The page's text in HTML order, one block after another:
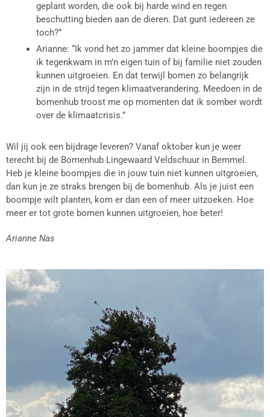
geplant worden, die ook bij harde wind en regen
beschutting bieden aan de dieren. Dat gunt iedereen ze
toch?”
Arianne: “Ik vond het zo jammer dat kleine boompjes die
ik tegenkwam in m’n eigen tuin of bij familie niet zouden
kunnen uitgroeien. En dat terwijl bomen zo belangrijk
zijn in de strijd tegen klimaatverandering. Meedoen in de
bomenhub troost me op momenten dat ik somber wordt
over de klimaatcrisis.”
Wil jij ook een bijdrage leveren? Vanaf oktober kun je weer
terecht bij de Bomenhub Lingewaard Veldschuur in Bemmel.
Heb je kleine boompjes die in jouw tuin niet kunnen uitgroeien,
dan kun je ze straks brengen bij de bomenhub. Als je juist een
boompje wilt planten, kom er dan een of meer uitzoeken. Hoe
meer er tot grote bomen kunnen uitgroeien, hoe beter!
Arianne Nas